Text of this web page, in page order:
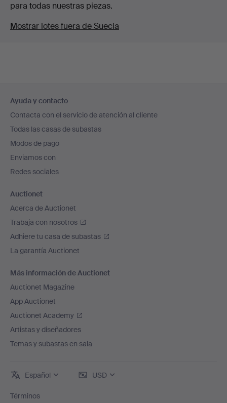
para todas nuestras piezas.
Mostrar lotes fuera de Suecia
en
el
pie
de
página
Ayuda y contacto
Contacta con el servicio de atención al cliente
Todas las casas de subastas
Modos de pago
Enviamos con
Redes sociales
Auctionet
Acerca de Auctionet
Trabaja con nosotros
Adhiere tu casa de subastas
La garantía Auctionet
Más información de Auctionet
Auctionet Magazine
App Auctionet
Auctionet Academy
Artistas y diseñadores
Temas y subastas en sala
Español USD
Términos